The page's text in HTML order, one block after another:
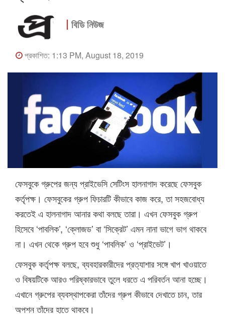
বিডি নিউজ
প্রকাশিত: 1:13 PM, August 18, 2019
ফেসবুকে গ্রুপের জন্য প্রাইভেসি সেটিংস হালনাগাদ করেছে ফেসবুক
কর্তৃপক্ষ। ফেসবুকের গ্রুপ ফিচারটি কীভাবে কাজ করে, তা সহজবোধ্য
করতেই এ হালনাগাদ আনার কথা বলছে তারা। এখন ফেসবুক গ্রুপ
হিসেবে ‘পাবলিক’, ‘ক্লোজড’ বা ‘সিক্রেট’ এমন নানা ভাগে ভাগ থাকবে
না। এখন থেকে গ্রুপ হবে শুধু ‘পাবলিক’ ও ‘প্রাইভেট’।
ফেসবুক কর্তৃপক্ষ বলছে, ব্যবহারকারীদের প্রত্যাশার সঙ্গে খাপ খাওয়াতে
ও বিষয়টিকে আরও পরিষ্কারভাবে তুলে ধরতে এ পরিবর্তন আনা হচ্ছে।
এখানে গ্রুপের ব্যবস্থাপকেরা তাঁদের গ্রুপ কীভাবে দেখাতে চান, তার
অপশন তাঁদের হাতে থাকবে।